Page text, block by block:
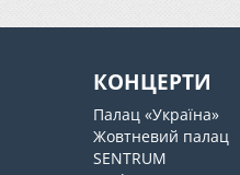
КОНЦЕРТИ
Палац «Україна»
Жовтневий палац
SENTRUM